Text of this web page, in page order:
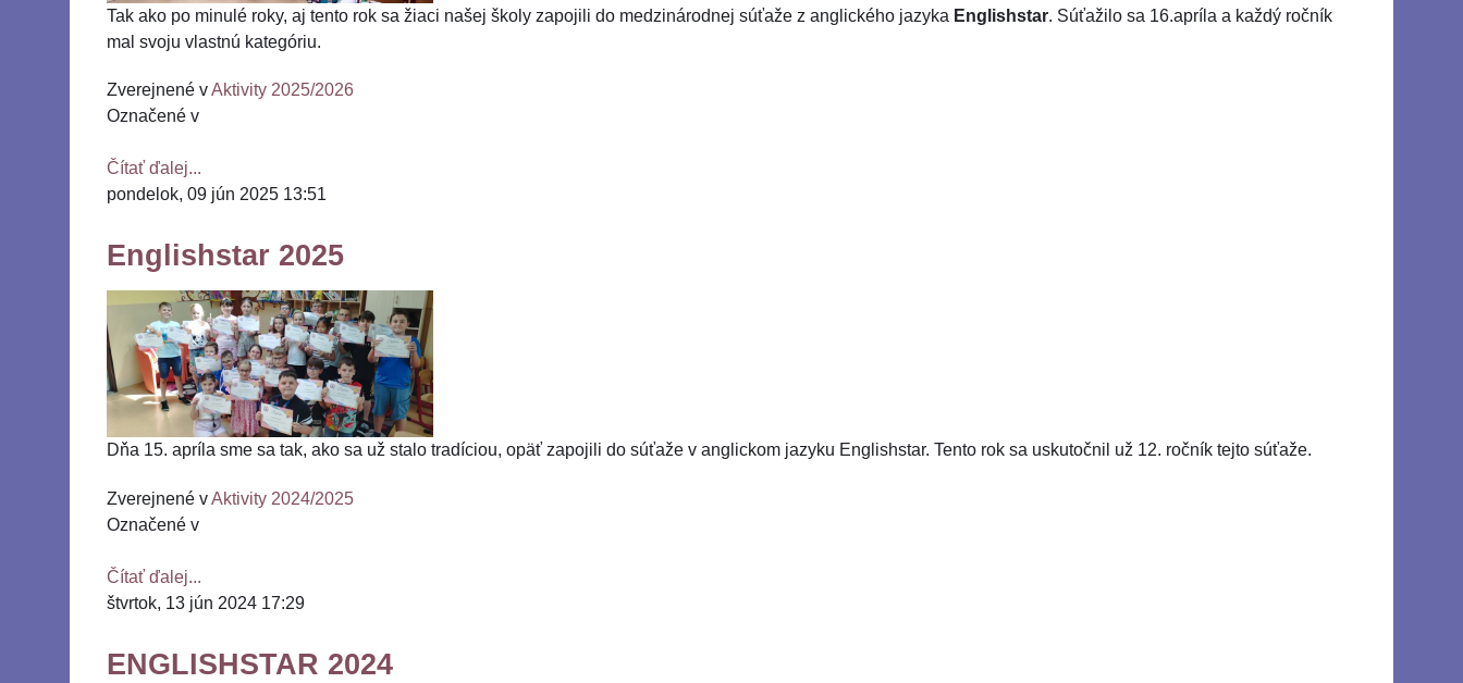
Tak ako po minulé roky, aj tento rok sa žiaci našej školy zapojili do medzinárodnej súťaže z anglického jazyka Englishstar. Súťažilo sa 16.apríla a každý ročník
mal svoju vlastnú kategóriu.
Zverejnené vAktivity 2025/2026
Označené v
Čítať ďalej...
pondelok, 09 jún 2025 13:51
Englishstar 2025
Dňa 15. apríla sme sa tak, ako sa už stalo tradíciou, opäť zapojili do súťaže v anglickom jazyku Englishstar. Tento rok sa uskutočnil už 12. ročník tejto súťaže.
Zverejnené vAktivity 2024/2025
Označené v
Čítať ďalej...
štvrtok, 13 jún 2024 17:29
ENGLISHSTAR 2024